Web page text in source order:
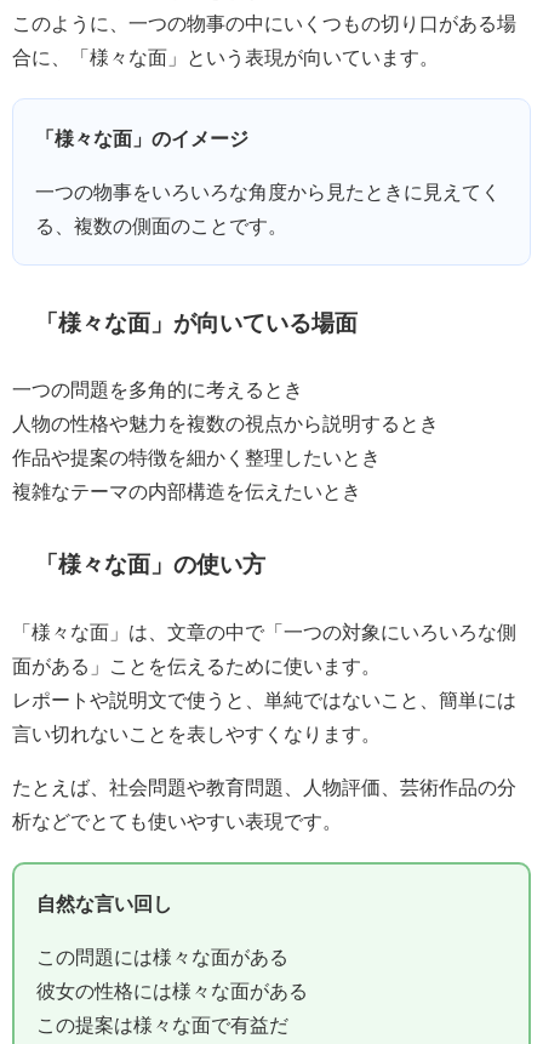
このように、一つの物事の中にいくつもの切り口がある場
合に、「様々な面」という表現が向いています。
「様々な面」のイメージ
一つの物事をいろいろな角度から見たときに見えてく
る、複数の側面のことです。
「様々な面」が向いている場面
一つの問題を多角的に考えるとき
人物の性格や魅力を複数の視点から説明するとき
作品や提案の特徴を細かく整理したいとき
複雑なテーマの内部構造を伝えたいとき
「様々な面」の使い方
「様々な面」は、文章の中で「一つの対象にいろいろな側
面がある」ことを伝えるために使います。
レポートや説明文で使うと、単純ではないこと、簡単には
言い切れないことを表しやすくなります。
たとえば、社会問題や教育問題、人物評価、芸術作品の分
析などでとても使いやすい表現です。
自然な言い回し
この問題には様々な面がある
彼女の性格には様々な面がある
この提案は様々な面で有益だ